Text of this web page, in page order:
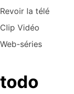
Revoir la télé
Clip Vidéo
Web-séries
todo